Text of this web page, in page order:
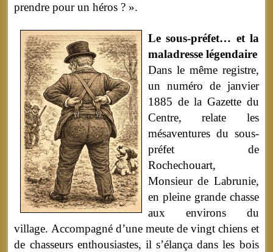
prendre pour un héros ? ».
Le sous-préfet… et la
maladresse légendaire
Dans le même registre,
un numéro de janvier
1885 de la Gazette du
Centre, relate les
mésaventures du sous-
préfet de
Rochechouart,
Monsieur de Labrunie,
en pleine grande chasse
aux environs du
village. Accompagné d’une meute de vingt chiens et
de chasseurs enthousiastes, il s’élança dans les bois